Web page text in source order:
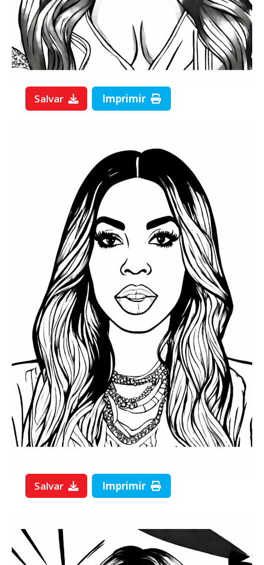
Salvar Imprimir
Salvar Imprimir